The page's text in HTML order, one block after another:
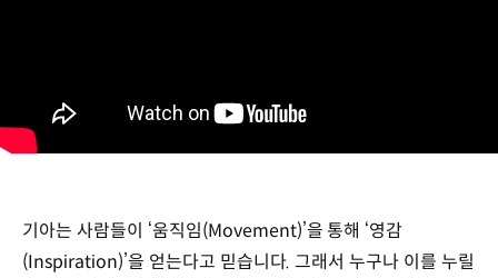
기아는 사람들이 ‘움직임(Movement)’을 통해 ‘영감
(Inspiration)’을 얻는다고 믿습니다. 그래서 누구나 이를 누릴